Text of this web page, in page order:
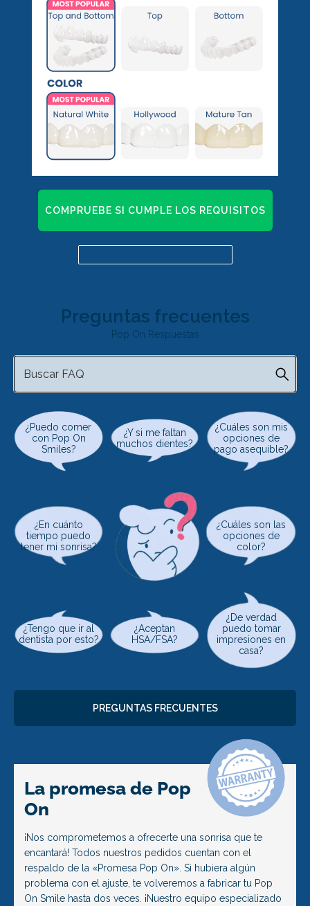
COMPRUEBE SI CUMPLE LOS REQUISITOS
Preguntas frecuentes
Pop On Respuestas
¿Puedo comer
con Pop On
Smiles?
¿Y si me faltan
muchos dientes?
¿Cuáles son mis
opciones de
pago asequible?
¿En cuánto
tiempo puedo
tener mi sonrisa?
¿Cuáles son las
opciones de
color?
¿Tengo que ir al
dentista por esto?
¿Aceptan
HSA/FSA?
¿De verdad
puedo tomar
impresiones en
casa?
PREGUNTAS FRECUENTES
La promesa de Pop
On
¡Nos comprometemos a ofrecerte una sonrisa que te
encantará! Todos nuestros pedidos cuentan con el
respaldo de la «Promesa Pop On». Si hubiera algún
problema con el ajuste, te volveremos a fabricar tu Pop
On Smile hasta dos veces. ¡Nuestro equipo especializado